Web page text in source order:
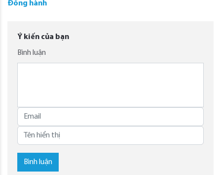
Đồng hành
Ý kiến của bạn
Bình luận
Bình luận